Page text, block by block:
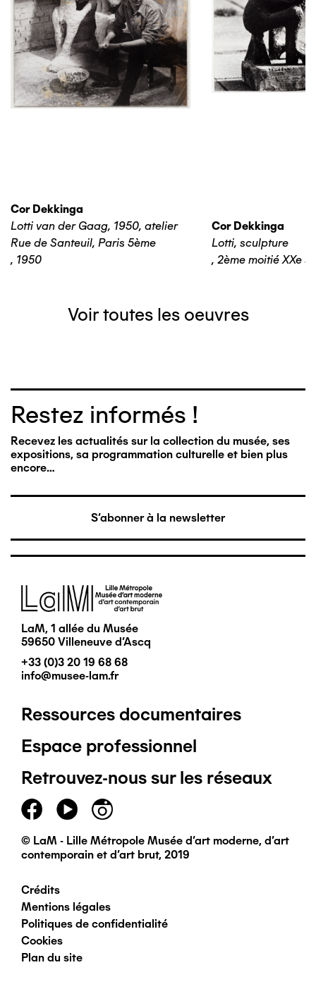
Cor Dekkinga
Lotti van der Gaag, 1950, atelier
Rue de Santeuil, Paris 5ème
, 1950
Cor Dekkinga
Lotti, sculpture
, 2ème moitié XXe
Voir toutes les oeuvres
Restez informés !
Recevez les actualités sur la collection du musée, ses
expositions, sa programmation culturelle et bien plus
encore…
S'abonner à la newsletter
Image
LaM, 1 allée du Musée
59650 Villeneuve d'Ascq
+33 (0)3 20 19 68 68
info@musee-lam.fr
Pied
de
page
principal
Ressources documentaires
Espace professionnel
Retrouvez-nous sur les réseaux
© LaM - Lille Métropole Musée d'art moderne, d'art
contemporain et d'art brut, 2019
Pied
de
page
Crédits
Mentions légales
Politiques de confidentialité
Cookies
Plan du site